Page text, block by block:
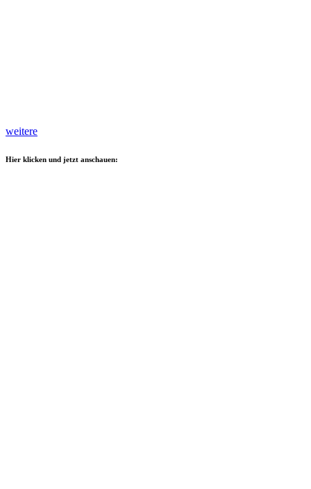
weitere
Hier klicken und jetzt anschauen: